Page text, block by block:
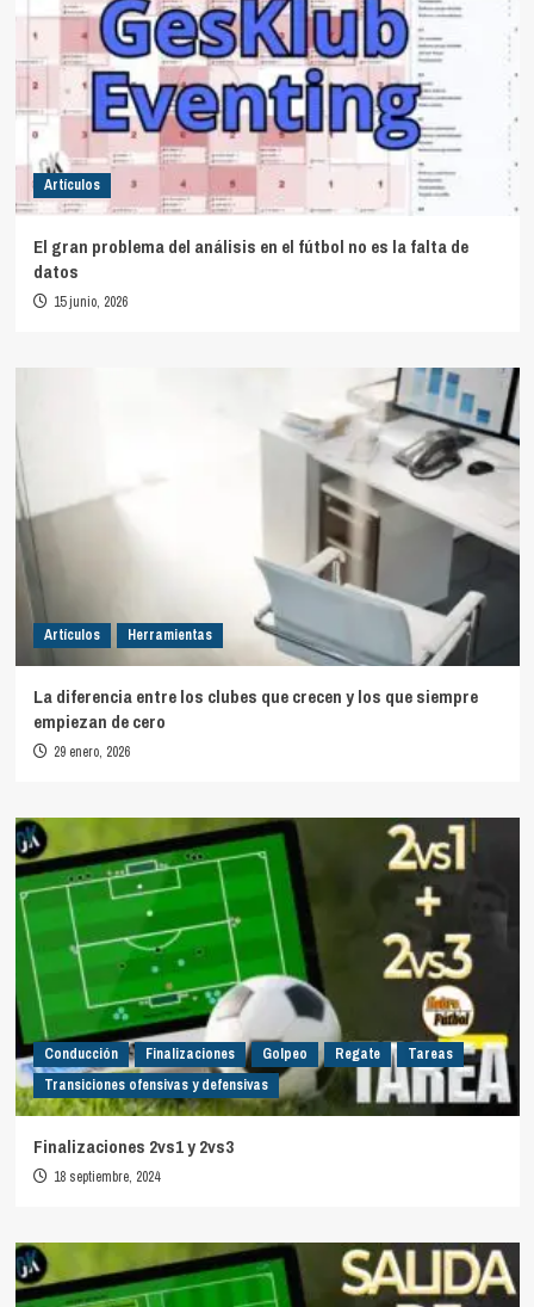
Artículos
El gran problema del análisis en el fútbol no es la falta de
datos
15 junio, 2026
Artículos Herramientas
La diferencia entre los clubes que crecen y los que siempre
empiezan de cero
29 enero, 2026
Conducción Finalizaciones Golpeo Regate
Tareas
Transiciones ofensivas y defensivas
Finalizaciones 2vs1 y 2vs3
18 septiembre, 2024